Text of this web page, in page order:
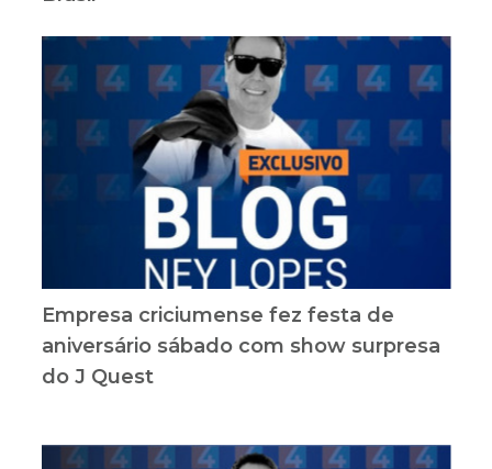
Empresa criciumense fez festa de
aniversário sábado com show surpresa
do J Quest